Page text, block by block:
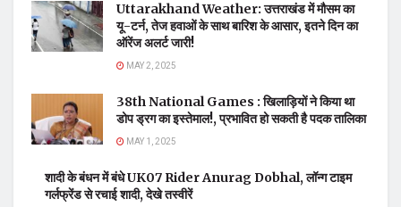
Uttarakhand Weather: उत्तराखंड में मौसम का
यू-टर्न, तेज हवाओं के साथ बारिश के आसार, इतने दिन का
ऑरेंज अलर्ट जारी!
MAY 2, 2025
38th National Games : खिलाड़ियों ने किया था
डोप ड्रग का इस्तेमाल!, प्रभावित हो सकती है पदक तालिका
MAY 1, 2025
शादी के बंधन में बंधे UK07 Rider Anurag Dobhal, लॉन्ग टाइम
गर्लफ्रेंड से रचाई शादी, देखे तस्वीरें